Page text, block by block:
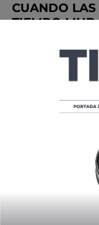
CUANDO
TIEMPO